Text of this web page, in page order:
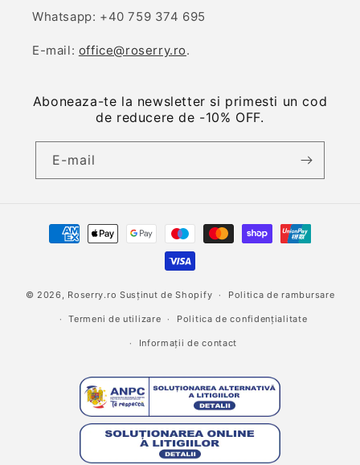
Whatsapp: +40 759 374 695
E-mail: office@roserry.ro.
Aboneaza-te la newsletter si primesti un cod
de reducere de -10% OFF.
E-mail
Metode
© 2026, Roserry.ro Susținut de Shopify Politica de rambursare
Termeni de utilizare Politica de confidențialitate
Informații de contact